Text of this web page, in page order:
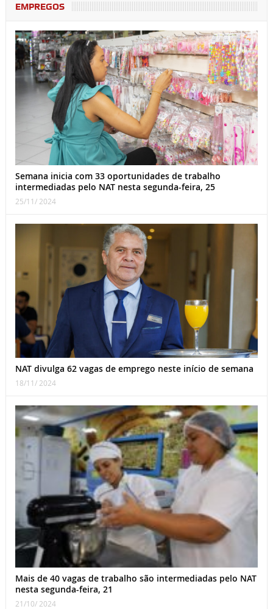
EMPREGOS
Semana inicia com 33 oportunidades de trabalho
intermediadas pelo NAT nesta segunda-feira, 25
25/11/ 2024
NAT divulga 62 vagas de emprego neste início de semana
18/11/ 2024
Mais de 40 vagas de trabalho são intermediadas pelo NAT
nesta segunda-feira, 21
21/10/ 2024